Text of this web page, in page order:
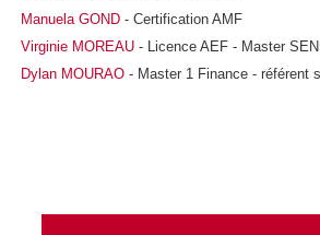
Manuela GOND - Certification AMF
Virginie MOREAU - Licence AEF - Master
Dylan MOURAO - Master 1 Finance - référent